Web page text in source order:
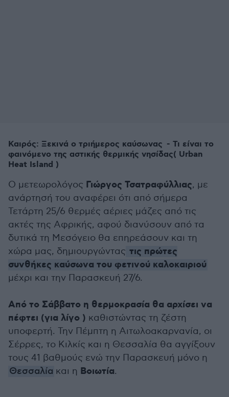
Καιρός: Ξεκινά ο τριήμερος καύσωνας - Τι είναι το
φαινόμενο της αστικής θερμικής νησίδας( Urban
Heat Island )
Ο μετεωρολόγος Γιώργος Τσατραφύλλιας, με
ανάρτησή του αναφέρει ότι από σήμερα
Τετάρτη 25/6 θερμές αέριες μάζες από τις
ακτές της Αφρικής, αφού διανύσουν από τα
δυτικά τη Μεσόγειο θα επηρεάσουν και τη
χώρα μας, δημιουργώντας τις πρώτες
συνθήκες καύσωνα του φετινού καλοκαιριού
μέχρι και την Παρασκευή 27/6.
Από το Σάββατο η θερμοκρασία θα αρχίσει να
πέφτει (για λίγο ) καθιστώντας τη ζέστη
υποφερτή. Την Πέμπτη η Αιτωλοακαρνανία, οι
Σέρρες, το Κιλκίς και η Θεσσαλία θα αγγίξουν
τους 41 βαθμούς ενώ την Παρασκευή μόνο η
Θεσσαλία και η Βοιωτία.